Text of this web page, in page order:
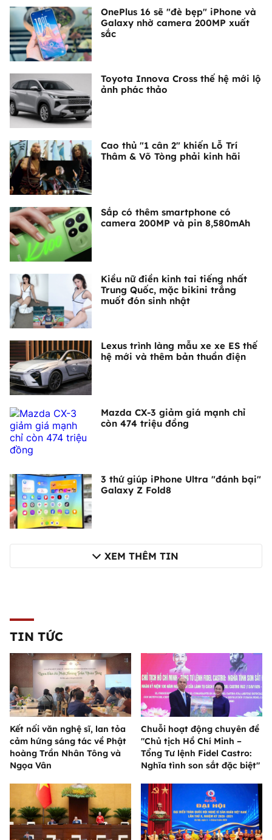
OnePlus 16 sẽ "đè bẹp" iPhone và
Galaxy nhờ camera 200MP xuất
sắc
Toyota Innova Cross thế hệ mới lộ
ảnh phác thảo
Cao thủ "1 cân 2" khiến Lỗ Trí
Thâm & Võ Tòng phải kinh hãi
Sắp có thêm smartphone có
camera 200MP và pin 8,580mAh
Kiều nữ điền kinh tai tiếng nhất
Trung Quốc, mặc bikini trắng
muốt đón sinh nhật
Lexus trình làng mẫu xe xe ES thế
hệ mới và thêm bản thuần điện
Mazda CX-3 giảm giá mạnh chỉ
còn 474 triệu đồng
3 thứ giúp iPhone Ultra "đánh bại"
Galaxy Z Fold8
XEM THÊM TIN
TIN TỨC
Kết nối văn nghệ sĩ, lan tỏa
cảm hứng sáng tác về Phật
hoàng Trần Nhân Tông và
Ngọa Vân
Chuỗi hoạt động chuyên đề
"Chủ tịch Hồ Chí Minh –
Tổng Tư lệnh Fidel Castro:
Nghĩa tình son sắt đặc biệt"